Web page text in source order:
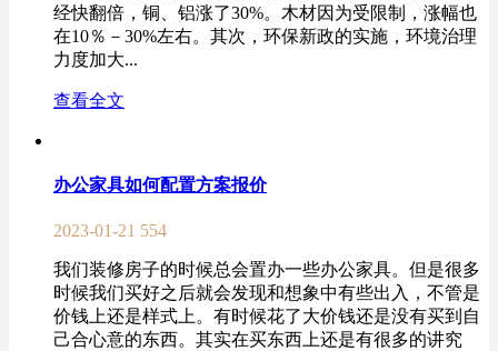
经快翻倍，铜、铝涨了30%。木材因为受限制，涨幅也
在10％－30%左右。其次，环保新政的实施，环境治理
力度加大...
查看全文
办公家具如何配置方案报价
2023-01-21 554
我们装修房子的时候总会置办一些办公家具。但是很多
时候我们买好之后就会发现和想象中有些出入，不管是
价钱上还是样式上。有时候花了大价钱还是没有买到自
己合心意的东西。其实在买东西上还是有很多的讲究